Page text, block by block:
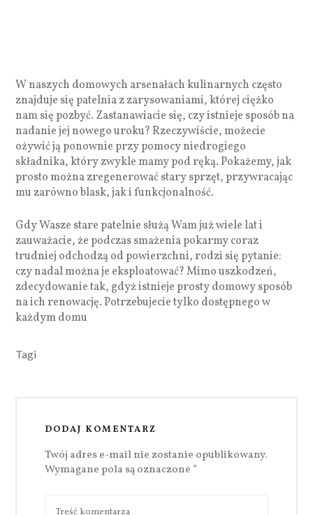
W naszych domowych arsenałach kulinarnych często
znajduje się patelnia z zarysowaniami, której ciężko
nam się pozbyć. Zastanawiacie się, czy istnieje sposób na
nadanie jej nowego uroku? Rzeczywiście, możecie
ożywić ją ponownie przy pomocy niedrogiego
składnika, który zwykle mamy pod ręką. Pokażemy, jak
prosto można zregenerować stary sprzęt, przywracając
mu zarówno blask, jak i funkcjonalność.
Gdy Wasze stare patelnie służą Wam już wiele lat i
zauważacie, że podczas smażenia pokarmy coraz
trudniej odchodzą od powierzchni, rodzi się pytanie:
czy nadal można je eksploatować? Mimo uszkodzeń,
zdecydowanie tak, gdyż istnieje prosty domowy sposób
na ich renowację. Potrzebujecie tylko dostępnego w
każdym domu
Tagi
DODAJ KOMENTARZ
Twój adres e-mail nie zostanie opublikowany.
Wymagane pola są oznaczone *